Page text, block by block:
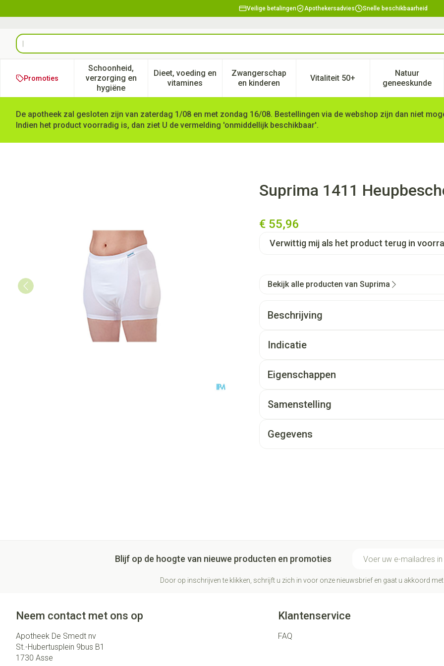
Veilige betalingen Apothekersadvies Snelle beschikbaarheid
Product, merk, categorie...
Promoties
Schoonheid,
verzorging en
hygiëne
Toon submenu voor Schoonheid, verzorging en hygiëne categorie
Dieet, voeding en
vitaminesToon submenu voor Dieet, voeding en vitamines categorie
Zwangerschap
en kinderenToon submenu voor Zwangerschap en kinderen
Vitaliteit 50+Toon submenu voor Vitaliteit
Natuur
geneeskunde
Toon
De apotheek zal gesloten zijn van zaterdag 1/08 en met zondag 16/08. Bestellingen via de webshop zijn dan niet
Indien het product voorradig is, dan ziet U de vermelding 'onmiddellijk beschikbaar'.
Suprima 1411 Heupbeschermer-slip Dame Wit Xl
Suprima 1411
€ 55,96
Verwittig mij als het product terug in
Bekijk alle producten van Suprima
Beschrijving
Indicatie
Eigenschappen
Samenstelling
Gegevens
Blijf op de hoogte van nieuwe producten en promoties
Door op inschrijven te klikken, schrijft u zich in voor onze nieuwsbrief en gaat u akkoord
Neem contact met ons op
Apotheek De Smedt nv
St.-Hubertusplein 9bus B1
1730 Asse
Klantenservice
FAQ